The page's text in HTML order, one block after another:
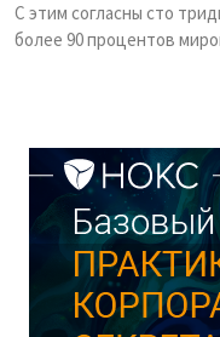
Статьи
База знаний
Подписка
С этим согласны сто
более 90 процентов